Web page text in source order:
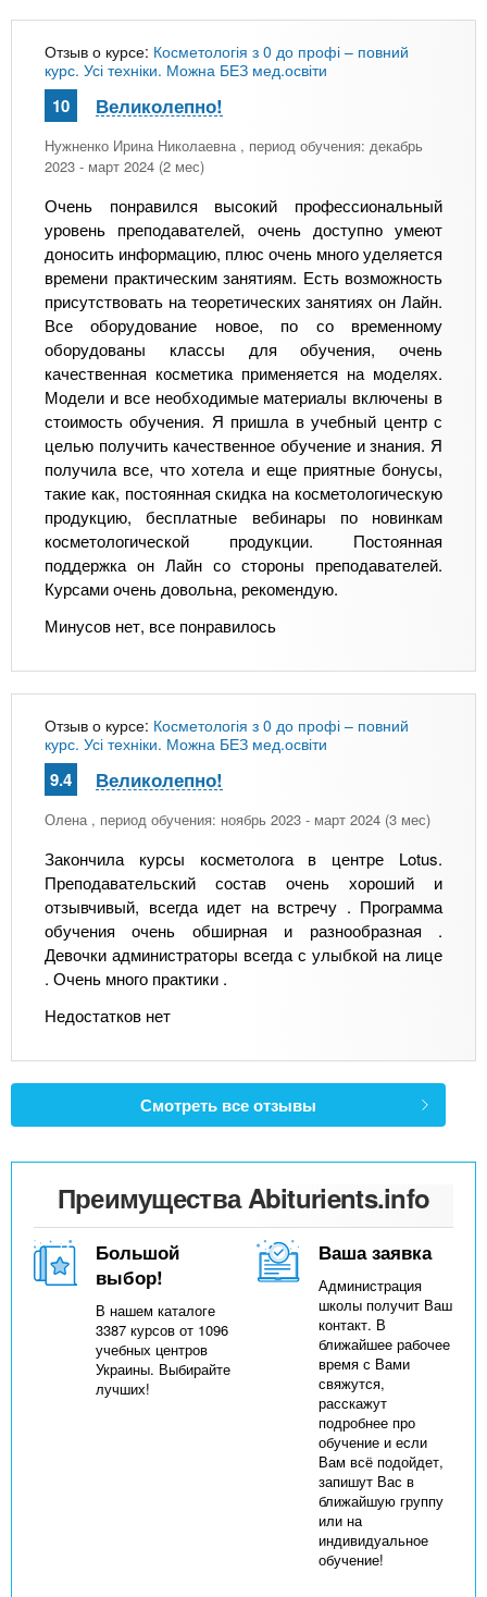
Отзыв о курсе: Косметологія з 0 до профі – повний
курс. Усі техніки. Можна БЕЗ мед.освіти
Нужненко Ирина Николаевна , период обучения: декабрь
2023 - март 2024 (2 мес)
Очень понравился высокий профессиональный
уровень преподавателей, очень доступно умеют
доносить информацию, плюс очень много уделяется
времени практическим занятиям. Есть возможность
присутствовать на теоретических занятиях он Лайн.
Все оборудование новое, по со временному
оборудованы классы для обучения, очень
качественная косметика применяется на моделях.
Модели и все необходимые материалы включены в
стоимость обучения. Я пришла в учебный центр с
целью получить качественное обучение и знания. Я
получила все, что хотела и еще приятные бонусы,
такие как, постоянная скидка на косметологическую
продукцию, бесплатные вебинары по новинкам
косметологической продукции. Постоянная
поддержка он Лайн со стороны преподавателей.
Курсами очень довольна, рекомендую.
Минусов нет, все понравилось
10 Великолепно!
Отзыв о курсе: Косметологія з 0 до профі – повний
курс. Усі техніки. Можна БЕЗ мед.освіти
Олена , период обучения: ноябрь 2023 - март 2024 (3 мес)
Закончила курсы косметолога в центре Lotus.
Преподавательский состав очень хороший и
отзывчивый, всегда идет на встречу . Программа
обучения очень обширная и разнообразная .
Девочки администраторы всегда с улыбкой на лице
. Очень много практики .
Недостатков нет
9.4 Великолепно!
Смотреть все отзывы
Преимущества Abiturients.info
Большой
выбор!
В нашем каталоге
3387 курсов от 1096
учебных центров
Украины. Выбирайте
лучших!
Ваша заявка
Администрация
школы получит Ваш
контакт. В
ближайшее рабочее
время с Вами
свяжутся,
расскажут
подробнее про
обучение и если
Вам всё подойдет,
запишут Вас в
ближайшую группу
или на
индивидуальное
обучение!